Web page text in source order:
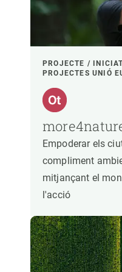
PARTICIPANTS
ANY D'INICI
LIDERATGE CREAF
- QUALSEVOL -
PROJECTE /
PROJECTES UNIÓ
Empoderar els
compliment
mitjançant el
l'acció